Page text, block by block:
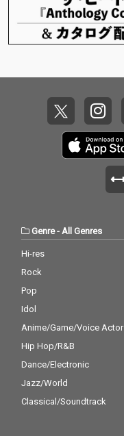
Genre- All Genres
Hi-res
Rock
Pop
Idol
Anime/Game/Voice Actor
Hip Hop/R&B
Dance/Electronic
Jazz/World
Classical/Soundtrack